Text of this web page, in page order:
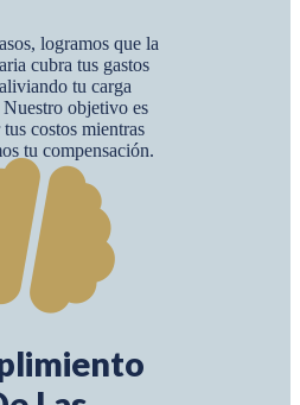
logramos que la
cubra tus gastos
tu carga
objetivo es
costos mientras
tu compensación.